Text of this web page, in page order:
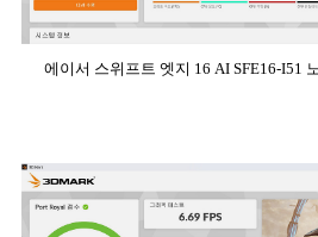
에이서 스위프트 엣지 16 AI SFE16-I51